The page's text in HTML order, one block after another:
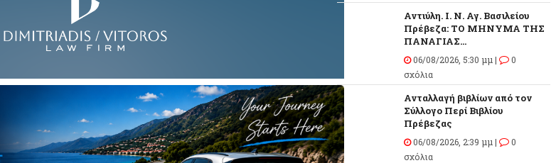
Αντιύλη. Ι. Ν. Αγ. Βασιλείου
Πρέβεζα: ΤΟ ΜΗΝΥΜΑ ΤΗΣ
ΠΑΝΑΓΙΑΣ...
06/08/2026, 5:30 μμ |
0
σχόλια
Ανταλλαγή βιβλίων από τον
Σύλλογο Περί Βιβλίου
Πρέβεζας
06/08/2026, 2:39 μμ |
0
σχόλια